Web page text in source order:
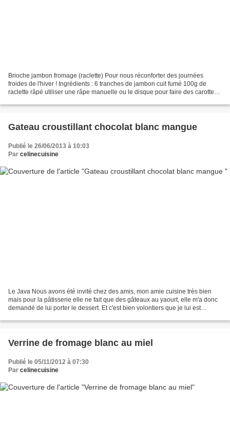
Brioche jambon fromage (raclette) Pour nous réconforter des journées
froides de l'hiver ! Ingrédients : 6 tranches de jambon cuit fumé 100g de
raclette râpé utiliser une râpe manuelle ou le disque pour faire des carottes
Gateau croustillant chocolat blanc mangue
Publié le 26/06/2013 à 10:03
Par celinecuisine
Le Java Nous avons été invité chez des amis, mon amie cuisine très bien
mais pour la pâtisserie elle ne fait que des gâteaux au yaourt, elle m'a donc
demandé de lui porter le dessert. Et c'est bien volontiers que je lui est
Verrine de fromage blanc au miel
Publié le 05/11/2012 à 07:30
Par celinecuisine